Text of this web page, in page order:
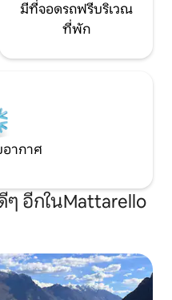
มีที่จอดรถฟรีบริเวณ
ที่พัก
อากาศ
อีกในMattarello